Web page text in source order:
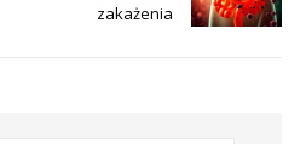
zakażenia